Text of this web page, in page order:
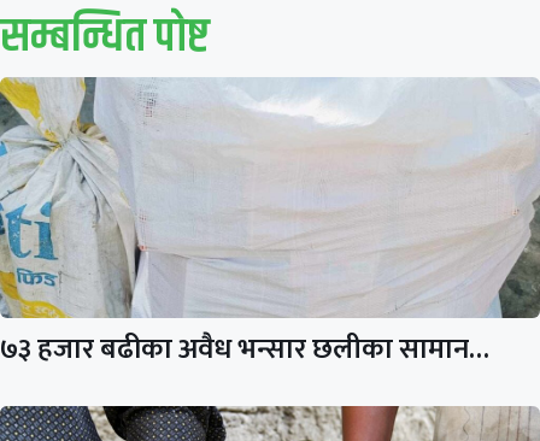
सम्बन्धित पाेष्ट
७३ हजार बढीका अवैध भन्सार छलीका सामान…